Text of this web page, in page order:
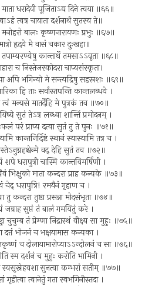
धरादेवी पूजिताऽद्य दिने त्वया ॥६६॥
त्वत्र चायाता दर्शनार्थं सुतस्य ते॥
बालः कृष्णनारायणः प्रभुः ॥६७॥
हृदये मे वासं चकार दुःखहा॥
कान्तार्थे तमसाऽऽवृता ॥६८॥
च निस्तेजस्कोदरा चाप्यसंस्कृता।
अपि भगिन्यो मे सन्त्यद्रिषु सहस्रशः ॥६९॥
हि ताः सर्वास्तपन्ति कान्तलब्धये ।
त्वं मन्यसे मातर्देहि मे पुत्रकं तव ॥७०॥
सुतं तेऽत्र लब्ध्वा शान्तिं प्रमोदनम् ।
परं प्राप्य दत्वा सुतं तु ते पुनः ॥७१॥
कान्तनिर्दिष्टं स्थानं स्यास्यामि तत्र च ।
वद् देहि सुतं तव ॥७२॥
शपे धरापुत्री चास्मि कान्तविमर्षिणी ।
भिक्षुको माता कन्दरा प्राह कन्यके ॥७३॥
चेद् धरापुत्रि! रमयैनं गृहाण च ।
तु कन्दरा तुष्टा प्रसन्ना मोदसंभृता ॥७४॥
जग्राह सुप्तं तं बालं गमयितुं करे ।
चुचुम्ब तं प्रेम्णा निद्रास्थं वीक्ष्य सा मुहुः ॥७५॥
दत्तं भोजनं च भक्षयामास कन्यका ।
च दोलायामारोप्याऽऽन्दोलनं च सा ॥७६॥
स्म दर्शनं च मुहुः करोति भामिनी ।
सुनत्वा कम्भरां सतीम् ॥७७॥
गृहीत्वा त्वानेतुं गता स्वभगिनीस्तदा ।